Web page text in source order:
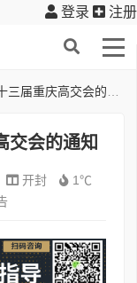
登录 注册
届重庆高交会的通知
交会的通知
开封
1℃